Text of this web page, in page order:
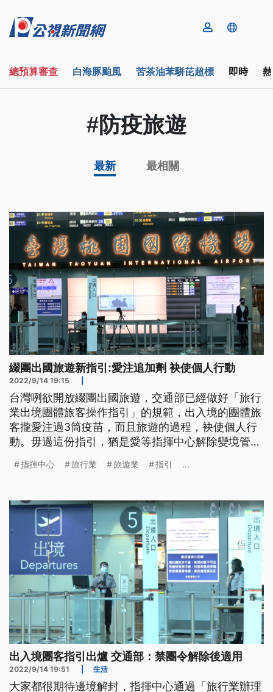
總預算審查 白海豚颱風 苦茶油苯駢芘超標 即時
#防疫旅遊
最新 最相關
綴團出國旅遊新指引:愛注追加劑 袂使個人行動
2022/9/14 19:15
台灣咧欲開放綴團出國旅遊，交通部已經做好「旅行
業出境團體旅客操作指引」的規範，出入境的團體旅
客攏愛注過3筒疫苗，而且旅遊的過程，袂使個人行
動。毋過這份指引，猶是愛等指揮中心解除變境管制
指揮中心 旅行業 旅遊業 指引 ...
出入境團客指引出爐 交通部：禁團令解除後適用
2022/9/14 19:51 生活
大家都很期待邊境解封，指揮中心通過「旅行業辦理